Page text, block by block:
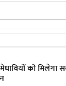
को मिलेगा